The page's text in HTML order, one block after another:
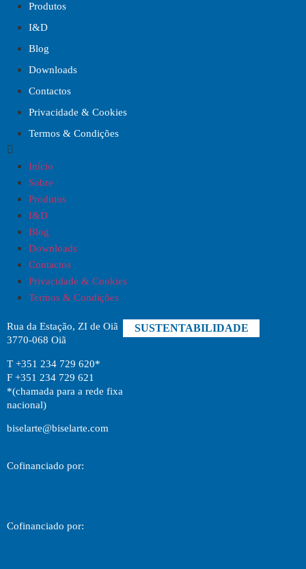
Produtos
I&D
Blog
Downloads
Contactos
Privacidade & Cookies
Termos & Condições
Início
Sobre
Produtos
I&D
Blog
Downloads
Contactos
Privacidade & Cookies
Termos & Condições
Rua da Estação, ZI de Oiã
3770-068 Oiã
T +351 234 729 620*
F +351 234 729 621
*(chamada para a rede fixa
nacional)
biselarte@biselarte.com
SUSTENTABILIDADE
Cofinanciado por:
Cofinanciado por: